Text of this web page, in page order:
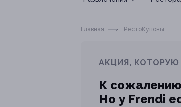
Главная РестоКупоны
АКЦИЯ, КОТОРУЮ
К
Но у Frendi